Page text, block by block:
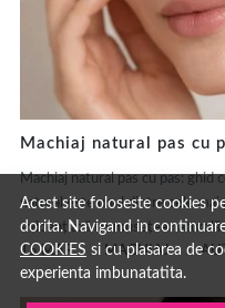
Acest site foloseste cookies
dorita. Navigand in
COOKIES si cu plasarea de
experienta imbunatatita.
Machiaj natural pas cu
Machiaj natural pas cu pas:
natural este unul dintre cele
evidențiază frumusețea naturală
15 MAR.
MACHIAJ